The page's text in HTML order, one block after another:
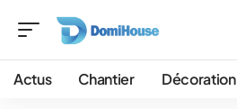
Actus Chantier Décoration